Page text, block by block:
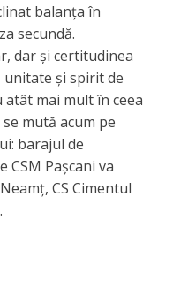
balanța în
secundă.
dar și certitudinea
unitate și spirit de
atât mai mult în ceea
mută acum pe
barajul de
CSM Pașcani va
CS Cimentul